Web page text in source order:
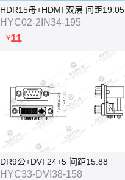
HDR15母+HDMI 双层 间距19.05
HYC02-2IN34-195
¥11
DR9公+DVI 24+5 间距15.88
HYC33-DVI38-158